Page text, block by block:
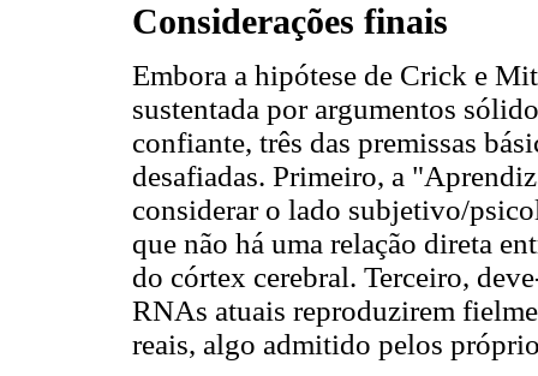
Considerações finais
Embora a hipótese de Crick e
sustentada por argumentos
confiante, três das premissas
desafiadas. Primeiro, a
considerar o lado subjetivo/
que não há uma relação direta
do córtex cerebral. Terceiro,
RNAs atuais reproduzirem
reais, algo admitido pelos